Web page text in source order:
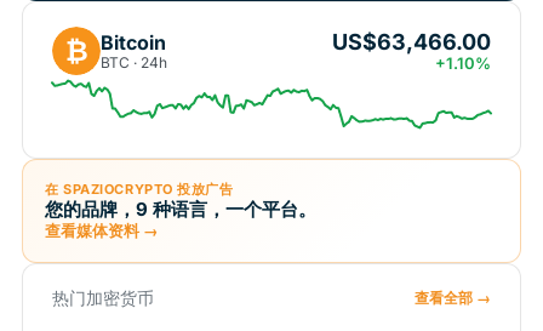
₿ Bitcoin
BTC · 24h
US$63,466.00
+1.10%
在 SPAZIOCRYPTO 投放广告
您的品牌，9 种语言，一个平台。
查看媒体资料 →
热门加密货币 查看全部 →